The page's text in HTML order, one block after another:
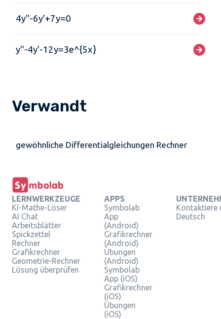
4y''-6y'+7y=0
y''-4y'-12y=3e^{5x}
Verwandt
gewöhnliche Differentialgleichungen Rechner
LERNWERKZEUGE
KI-Mathe-Löser
AI Chat
Arbeitsblätter
Spickzettel
Rechner
Grafikrechner
Geometrie-Rechner
Lösung überprüfen
APPS
Symbolab
App
(Android)
Grafikrechner
(Android)
Übungen
(Android)
Symbolab
App (iOS)
Grafikrechner
(iOS)
Übungen
(iOS)
Kontaktiere
Deutsch